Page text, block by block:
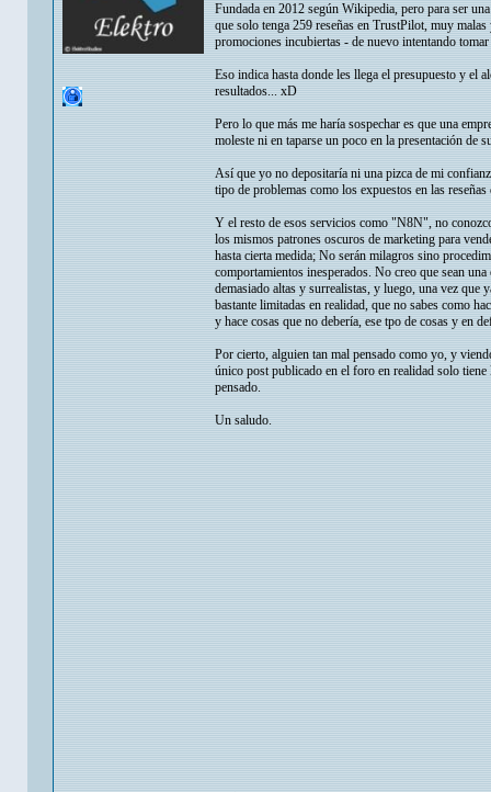
Fundada en 2012 según Wikipedia, pero para ser
que solo tenga 259 reseñas en TrustPilot, muy
promociones incubiertas - de nuevo intentando
Eso indica hasta donde les llega el presupuesto y el
resultados... xD
Pero lo que más me haría sospechar es que una
moleste ni en taparse un poco en la presentación de
Así que yo no depositaría ni una pizca de mi
tipo de problemas como los expuestos en las
Y el resto de esos servicios como "N8N", no
los mismos patrones oscuros de marketing para
hasta cierta medida; No serán milagros sino
comportamientos inesperados. No creo que sean
demasiado altas y surrealistas, y luego, una vez que
bastante limitadas en realidad, que no sabes como
y hace cosas que no debería, ese tpo de cosas y en
Por cierto, alguien tan mal pensado como yo, y
único post publicado en el foro en realidad solo
pensado.
Un saludo.